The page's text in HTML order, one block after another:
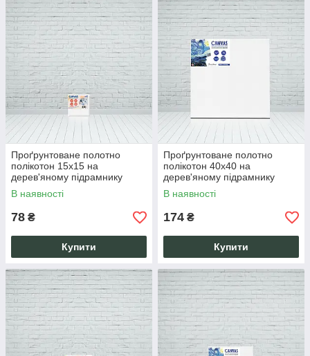
Проґрунтоване полотно
полікотон 15х15 на
дерев'яному підрамнику
ручної роботи
В наявності
78 ₴
Купити
Проґрунтоване полотно
полікотон 40х40 на
дерев'яному підрамнику
ручної роботи
В наявності
174 ₴
Купити